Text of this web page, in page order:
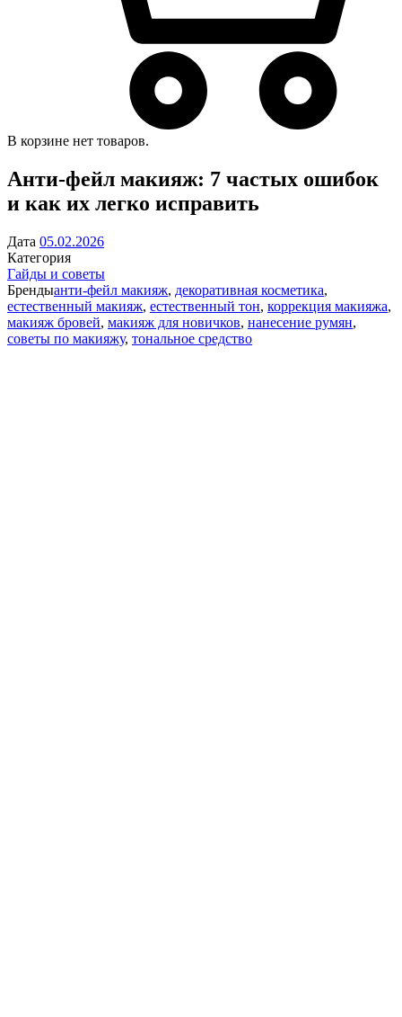
В корзине нет товаров.
Анти-фейл макияж: 7 частых ошибок
и как их легко исправить
Дата 05.02.2026
Категория
Гайды и советы
Брендыанти-фейл макияж, декоративная косметика,
естественный макияж, естественный тон, коррекция макияжа,
макияж бровей, макияж для новичков, нанесение румян,
советы по макияжу, тональное средство